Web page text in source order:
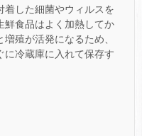
着した細菌やウィルスを
鮮食品はよく加熱してか
殖が活発になるため、
に冷蔵庫に入れて保存す